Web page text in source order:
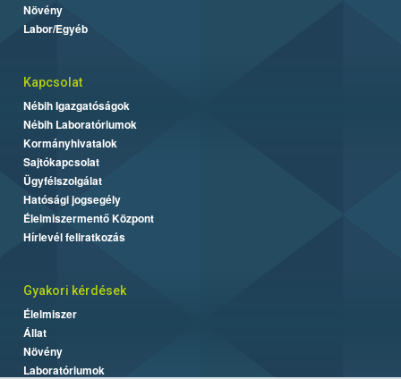
Növény
Labor/Egyéb
Kapcsolat
Nébih Igazgatóságok
Nébih Laboratóriumok
Kormányhivatalok
Sajtókapcsolat
Ügyfélszolgálat
Hatósági jogsegély
Élelmiszermentő Központ
Hírlevél feliratkozás
Gyakori kérdések
Élelmiszer
Állat
Növény
Laboratóriumok